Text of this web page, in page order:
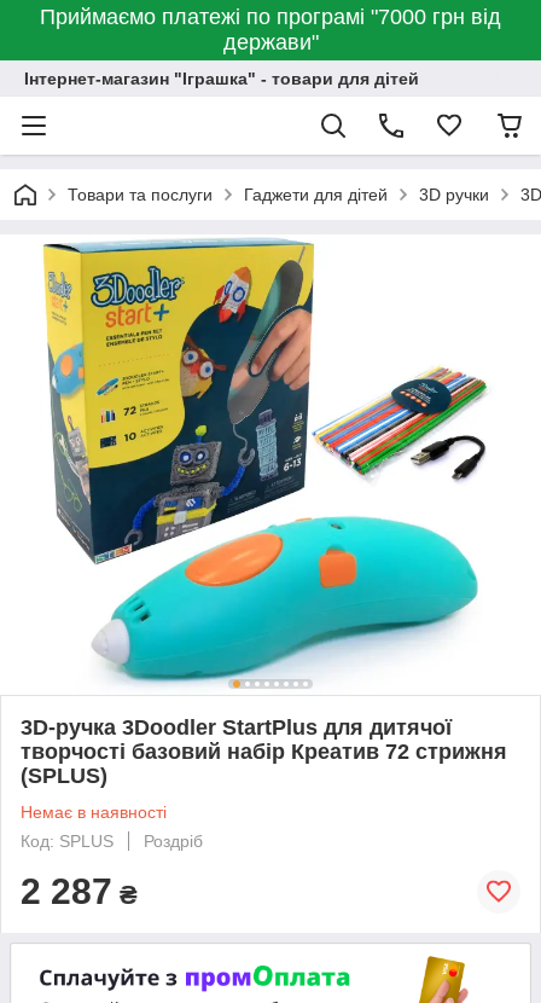
Приймаємо платежі по програмі "7000 грн від
держави"
Інтернет-магазин "Іграшка" - товари для дітей
Товари та послуги Гаджети для дітей 3D ручки
3D-ручка 3Doodler StartPlus для дитячої
творчості базовий набір Креатив 72 стрижня
(SPLUS)
Немає в наявності
Код: SPLUS
Роздріб
2 287 ₴